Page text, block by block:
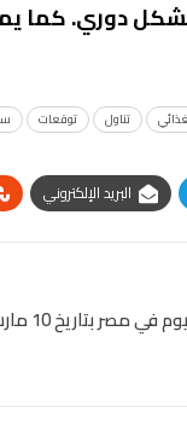
بشكل دوري. كما
تناول توقعات
البريد الإلكتروني